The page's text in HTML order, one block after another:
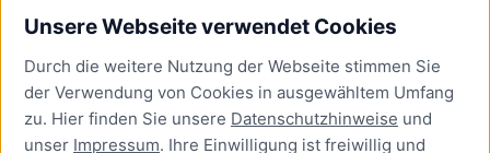
Unsere Webseite verwendet Cookies
Durch die weitere Nutzung der Webseite stimmen Sie
der Verwendung von Cookies in ausgewähltem Umfang
zu. Hier finden Sie unsere Datenschutzhinweise und
unser Impressum. Ihre Einwilligung ist freiwillig und
Bürgerservice
Presse
Newsletter Lübeck:kompakt